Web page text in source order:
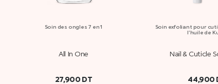
Soin des ongles 7 en 1
All In One
27,900 DT
Soin exfoliant pour
l’huile de
Nail & Cuticle
44,900